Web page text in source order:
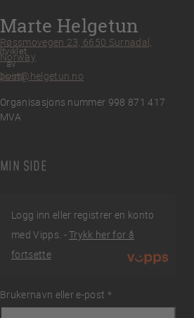
Marte Helgetun
Røssmovegen 23, 6650 Surnadal,
Norway
post@helgetun.no
Organisasjons nummer 998 871 417
MVA
MIN SIDE
Logg inn eller registrer en konto
med Vipps. -Trykk her for å
fortsette
Brukernavn eller e-post *
Påkrevd
av